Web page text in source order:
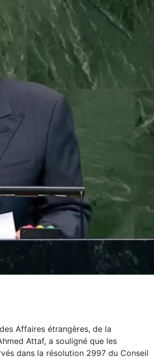
Affaires étrangères, de la
Attaf, a souligné que les
dans la résolution 2997 du Conseil